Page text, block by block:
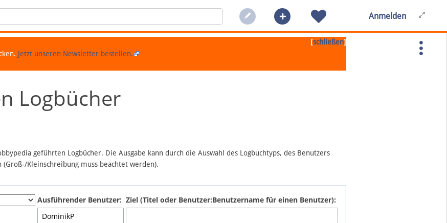
Anmelden
[schließen]
Jetzt unseren Newsletter bestellen.
Logbücher
geführten Logbücher. Die Ausgabe kann durch die Auswahl des Logbuchtyps, des Benutzers
Kleinschreibung muss beachtet werden).
Ausführender Benutzer: Ziel (Titel oder Benutzer:Benutzername für einen Benutzer):